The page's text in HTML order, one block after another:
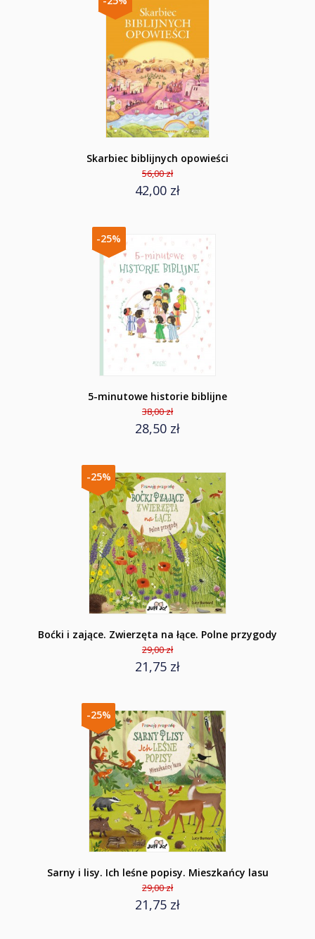
Skarbiec biblijnych opowieści
56,00 zł
42,00 zł
-25%
5-minutowe historie biblijne
38,00 zł
28,50 zł
-25%
Boćki i zające. Zwierzęta na łące. Polne przygody
29,00 zł
21,75 zł
-25%
Sarny i lisy. Ich leśne popisy. Mieszkańcy lasu
29,00 zł
21,75 zł